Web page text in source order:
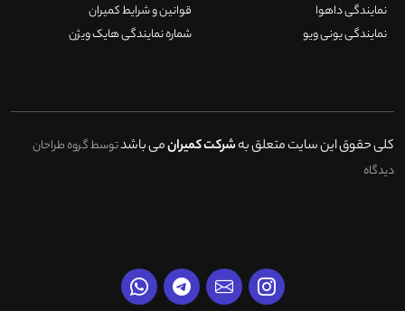
نمایندگی داهوا
نمایندگی یونی ویو
قوانین و شرایط کمیران
شماره نمایندگی هایک ویژن
کلی حقوق این سایت متعلق بهشرکت کمیرانمی باشدتوسط گروه طراحان
دیدگاه